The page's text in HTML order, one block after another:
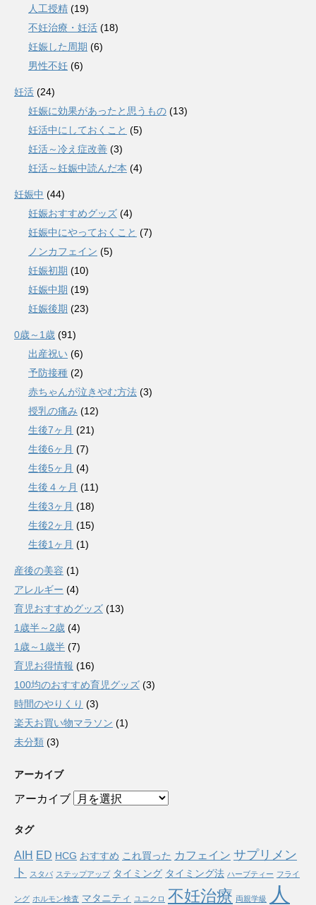
人工授精 (19)
不妊治療・妊活 (18)
妊娠した周期 (6)
男性不妊 (6)
妊活 (24)
妊娠に効果があったと思うもの (13)
妊活中にしておくこと (5)
妊活～冷え症改善 (3)
妊活～妊娠中読んだ本 (4)
妊娠中 (44)
妊娠おすすめグッズ (4)
妊娠中にやっておくこと (7)
ノンカフェイン (5)
妊娠初期 (10)
妊娠中期 (19)
妊娠後期 (23)
0歳～1歳 (91)
出産祝い (6)
予防接種 (2)
赤ちゃんが泣きやむ方法 (3)
授乳の痛み (12)
生後7ヶ月 (21)
生後6ヶ月 (7)
生後5ヶ月 (4)
生後４ヶ月 (11)
生後3ヶ月 (18)
生後2ヶ月 (15)
生後1ヶ月 (1)
産後の美容 (1)
アレルギー (4)
育児おすすめグッズ (13)
1歳半～2歳 (4)
1歳～1歳半 (7)
育児お得情報 (16)
100均のおすすめ育児グッズ (3)
時間のやりくり (3)
楽天お買い物マラソン (1)
未分類 (3)
アーカイブ
アーカイブ
タグ
AIH ED HCG おすすめ これ買った カフェイン サプリメン
ト
スタバ ステップアップ タイミング タイミング法 ハーブティー フライ
ング ホルモン検査 マタニティ ユニクロ 不妊治療 両親学級
人